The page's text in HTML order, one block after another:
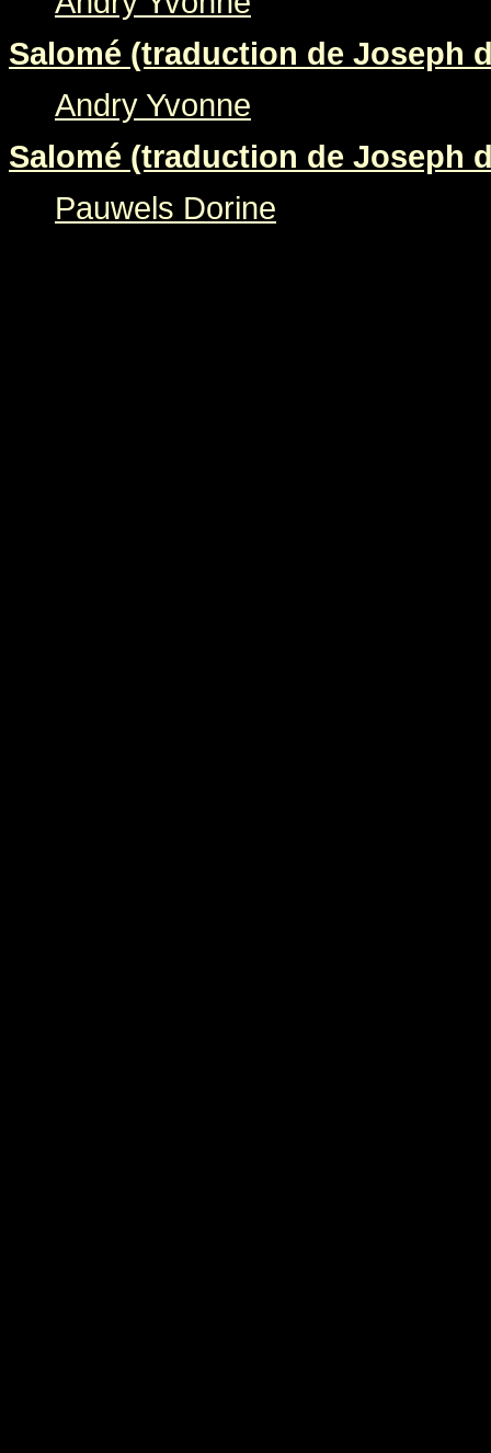
Salomé (traduction de Joseph
Andry Yvonne
Salomé (traduction de Joseph
Pauwels Dorine